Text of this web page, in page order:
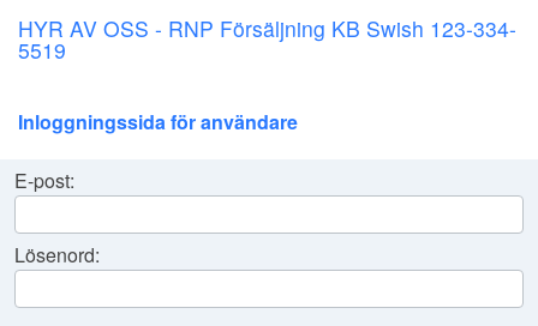
HYR AV OSS - RNP Försäljning KB Swish 123-334-
5519
Inloggningssida för användare
E-post:
Lösenord: